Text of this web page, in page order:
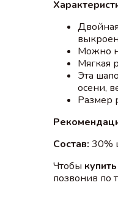
Можно
Мягкая
Эта
осени,
Размер
Состав: 30%
Чтобы
позвонив по